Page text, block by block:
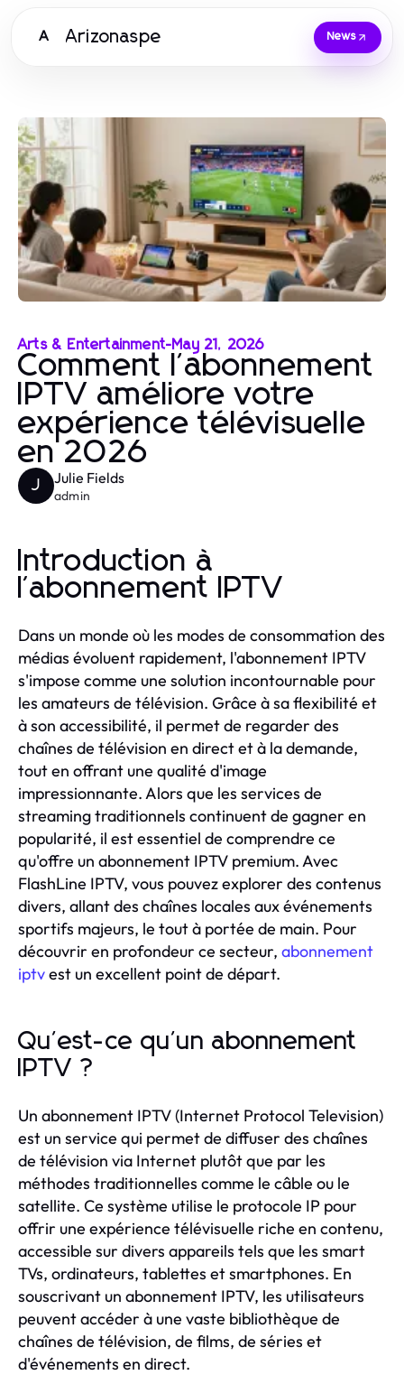
A Arizonaspe News
Arts & Entertainment-May 21, 2026
Comment l'abonnement
IPTV améliore votre
expérience télévisuelle
en 2026
J Julie Fields
admin
Introduction à
l'abonnement IPTV
Dans un monde où les modes de consommation des
médias évoluent rapidement, l'abonnement IPTV
s'impose comme une solution incontournable pour
les amateurs de télévision. Grâce à sa flexibilité et
à son accessibilité, il permet de regarder des
chaînes de télévision en direct et à la demande,
tout en offrant une qualité d'image
impressionnante. Alors que les services de
streaming traditionnels continuent de gagner en
popularité, il est essentiel de comprendre ce
qu'offre un abonnement IPTV premium. Avec
FlashLine IPTV, vous pouvez explorer des contenus
divers, allant des chaînes locales aux événements
sportifs majeurs, le tout à portée de main. Pour
découvrir en profondeur ce secteur, abonnement
iptvest un excellent point de départ.
Qu'est-ce qu'un abonnement
IPTV ?
Un abonnement IPTV (Internet Protocol Television)
est un service qui permet de diffuser des chaînes
de télévision via Internet plutôt que par les
méthodes traditionnelles comme le câble ou le
satellite. Ce système utilise le protocole IP pour
offrir une expérience télévisuelle riche en contenu,
accessible sur divers appareils tels que les smart
TVs, ordinateurs, tablettes et smartphones. En
souscrivant un abonnement IPTV, les utilisateurs
peuvent accéder à une vaste bibliothèque de
chaînes de télévision, de films, de séries et
d'événements en direct.